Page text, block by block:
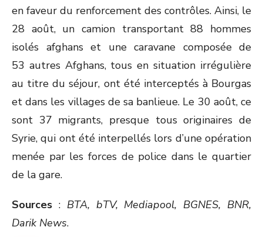
en faveur du renforcement des contrôles. Ainsi, le
28 août, un camion transportant 88 hommes
isolés afghans et une caravane composée de
53 autres Afghans, tous en situation irrégulière
au titre du séjour, ont été interceptés à Bourgas
et dans les villages de sa banlieue. Le 30 août, ce
sont 37 migrants, presque tous originaires de
Syrie, qui ont été interpellés lors d’une opération
menée par les forces de police dans le quartier
de la gare.
Sources : BTA, bTV, Mediapool, BGNES, BNR,
Darik News.